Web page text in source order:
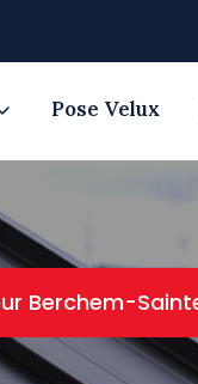
Pose Velux
Berchem-